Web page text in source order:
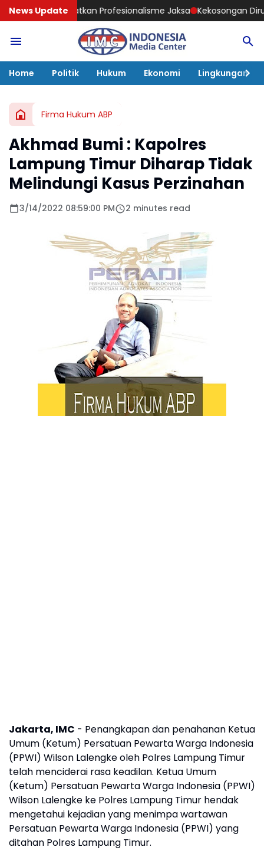
News Update
Profesionalisme Jaksa Kekosongan Dirut PT PEMA Jadi
Home Politik Hukum Ekonomi Lingkungan
Firma Hukum ABP
Akhmad Bumi : Kapolres
Lampung Timur Diharap Tidak
Melindungi Kasus Perzinahan
3/14/2022 08:59:00 PM 2 minutes read
Jakarta, IMC - Penangkapan dan penahanan Ketua
Umum (Ketum) Persatuan Pewarta Warga Indonesia
(PPWI) Wilson Lalengke oleh Polres Lampung Timur
telah menciderai rasa keadilan. Ketua Umum
(Ketum) Persatuan Pewarta Warga Indonesia (PPWI)
Wilson Lalengke ke Polres Lampung Timur hendak
mengetahui kejadian yang menimpa wartawan
Persatuan Pewarta Warga Indonesia (PPWI) yang
ditahan Polres Lampung Timur.